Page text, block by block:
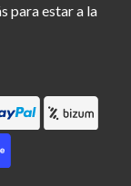
para estar a la